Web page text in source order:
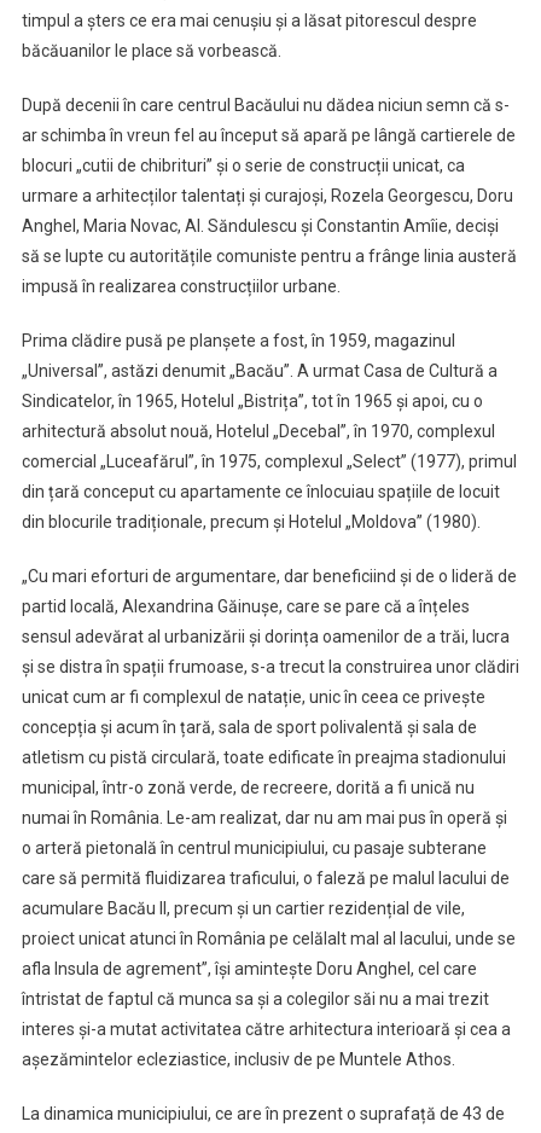
timpul a șters ce era mai cenușiu și a lăsat pitorescul despre
băcăuanilor le place să vorbească.
După decenii în care centrul Bacăului nu dădea niciun semn că s-
ar schimba în vreun fel au început să apară pe lângă cartierele de
blocuri „cutii de chibrituri” și o serie de construcții unicat, ca
urmare a arhitecților talentați și curajoși, Rozela Georgescu, Doru
Anghel, Maria Novac, Al. Săndulescu și Constantin Amîie, deciși
să se lupte cu autoritățile comuniste pentru a frânge linia austeră
impusă în realizarea construcțiilor urbane.
Prima clădire pusă pe planșete a fost, în 1959, magazinul
„Universal”, astăzi denumit „Bacău”. A urmat Casa de Cultură a
Sindicatelor, în 1965, Hotelul „Bistrița”, tot în 1965 și apoi, cu o
arhitectură absolut nouă, Hotelul „Decebal”, în 1970, complexul
comercial „Luceafărul”, în 1975, complexul „Select” (1977), primul
din țară conceput cu apartamente ce înlocuiau spațiile de locuit
din blocurile tradiționale, precum și Hotelul „Moldova” (1980).
„Cu mari eforturi de argumentare, dar beneficiind și de o lideră de
partid locală, Alexandrina Găinușe, care se pare că a înțeles
sensul adevărat al urbanizării și dorința oamenilor de a trăi, lucra
și se distra în spații frumoase, s-a trecut la construirea unor clădiri
unicat cum ar fi complexul de natație, unic în ceea ce privește
concepția și acum în țară, sala de sport polivalentă și sala de
atletism cu pistă circulară, toate edificate în preajma stadionului
municipal, într-o zonă verde, de recreere, dorită a fi unică nu
numai în România. Le-am realizat, dar nu am mai pus în operă și
o arteră pietonală în centrul municipiului, cu pasaje subterane
care să permită fluidizarea traficului, o faleză pe malul lacului de
acumulare Bacău II, precum și un cartier rezidențial de vile,
proiect unicat atunci în România pe celălalt mal al lacului, unde se
afla Insula de agrement”, își amintește Doru Anghel, cel care
întristat de faptul că munca sa și a colegilor săi nu a mai trezit
interes și-a mutat activitatea către arhitectura interioară și cea a
așezămintelor ecleziastice, inclusiv de pe Muntele Athos.
La dinamica municipiului, ce are în prezent o suprafață de 43 de